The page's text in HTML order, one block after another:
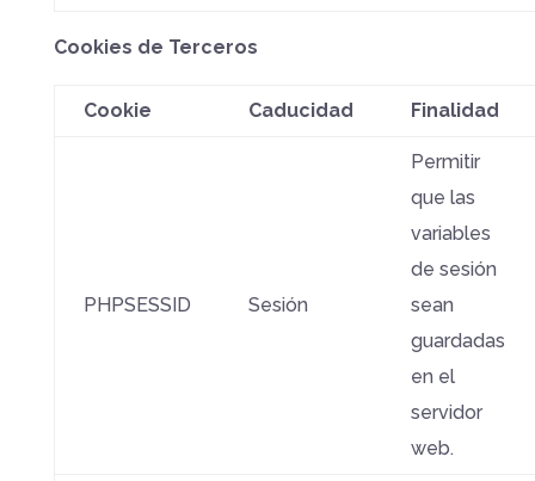
Cookies de Terceros
Cookie Caducidad Finalidad
PHPSESSID Sesión
Permitir
que las
variables
de sesión
sean
guardadas
en el
servidor
web.